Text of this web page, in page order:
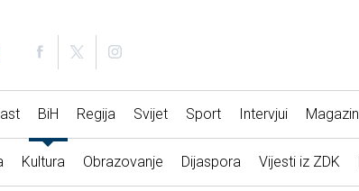
BiH Regija Svijet Sport Intervjui Magazin
Kultura Obrazovanje Dijaspora Vijesti iz ZDK